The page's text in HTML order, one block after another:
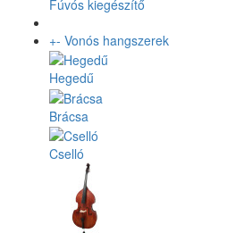
Fúvós kiegészítő
+- Vonós hangszerek
Hegedű
Brácsa
Cselló